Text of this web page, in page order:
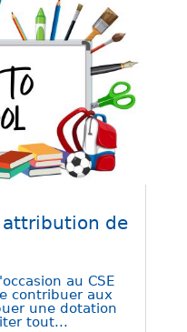
attribution de
au CSE
contribuer aux
une dotation
tout...